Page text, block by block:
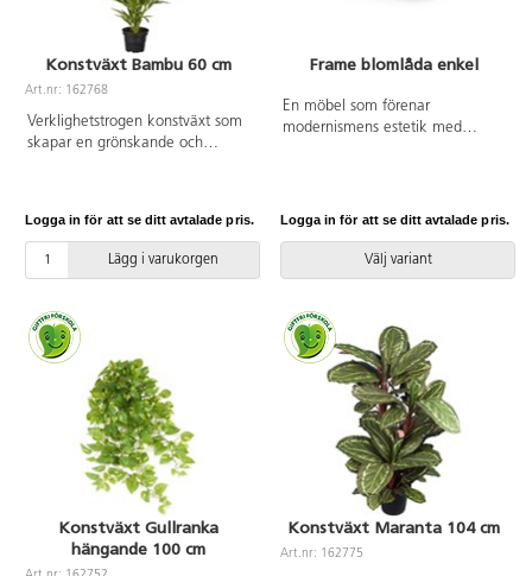
Konstväxt Bambu 60 cm
Art.nr: 162768
Verklighetstrogen konstväxt som
skapar en grönskande och
inte missfärgad och behöver
varken solljus eller vatten. Höjd
kruka: 8 cm. Diam. topp av
kruka: 7 cm. Kan innehålla
smådelar.
Logga in för att se ditt avtalade pris.
Lägg i varukorgen
Frame blomlåda enkel
En möbel som förenar
modernismens estetik med
vilket gör att du enkelt kan lyfta
plastinsats: ø 32,5xH20,5 cm.
Försedd med glidfötter.
Logga in för att se ditt avtalade pris.
Välj variant
Konstväxt Gullranka
hängande 100 cm
Konstväxt Maranta 104 cm
Art.nr: 162775